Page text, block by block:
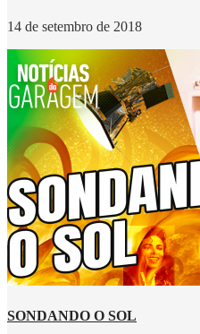
14 de setembro de 2018
SONDANDO O SOL